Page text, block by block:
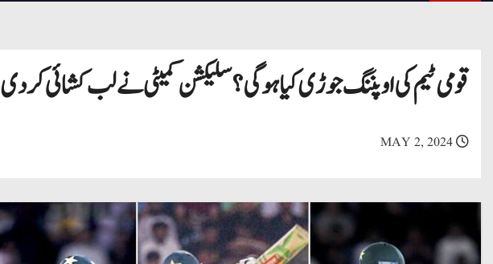
قومی ٹیم کی اوپننگ جوڑی کیا ہوگی؟ سلیکشن کمیٹی نے لب کشائی کردی